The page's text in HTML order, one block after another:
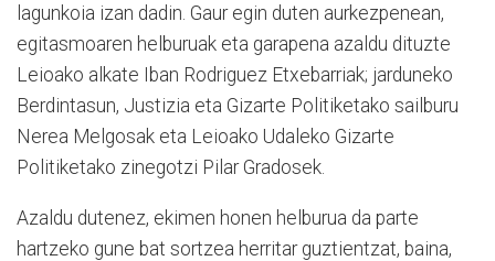
lagunkoia izan dadin. Gaur egin duten aurkezpenean,
egitasmoaren helburuak eta garapena azaldu dituzte
Leioako alkate Iban Rodriguez Etxebarriak; jarduneko
Berdintasun, Justizia eta Gizarte Politiketako sailburu
Nerea Melgosak eta Leioako Udaleko Gizarte
Politiketako zinegotzi Pilar Gradosek.
Azaldu dutenez, ekimen honen helburua da parte
hartzeko gune bat sortzea herritar guztientzat, baina,